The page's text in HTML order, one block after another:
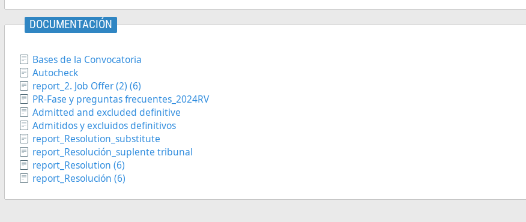
DOCUMENTACIÓN
Bases de la Convocatoria
Autocheck
report_2. Job Offer (2) (6)
PR-Fase y preguntas frecuentes_2024RV
Admitted and excluded definitive
Admitidos y excluidos definitivos
report_Resolution_substitute
report_Resolución_suplente tribunal
report_Resolution (6)
report_Resolución (6)